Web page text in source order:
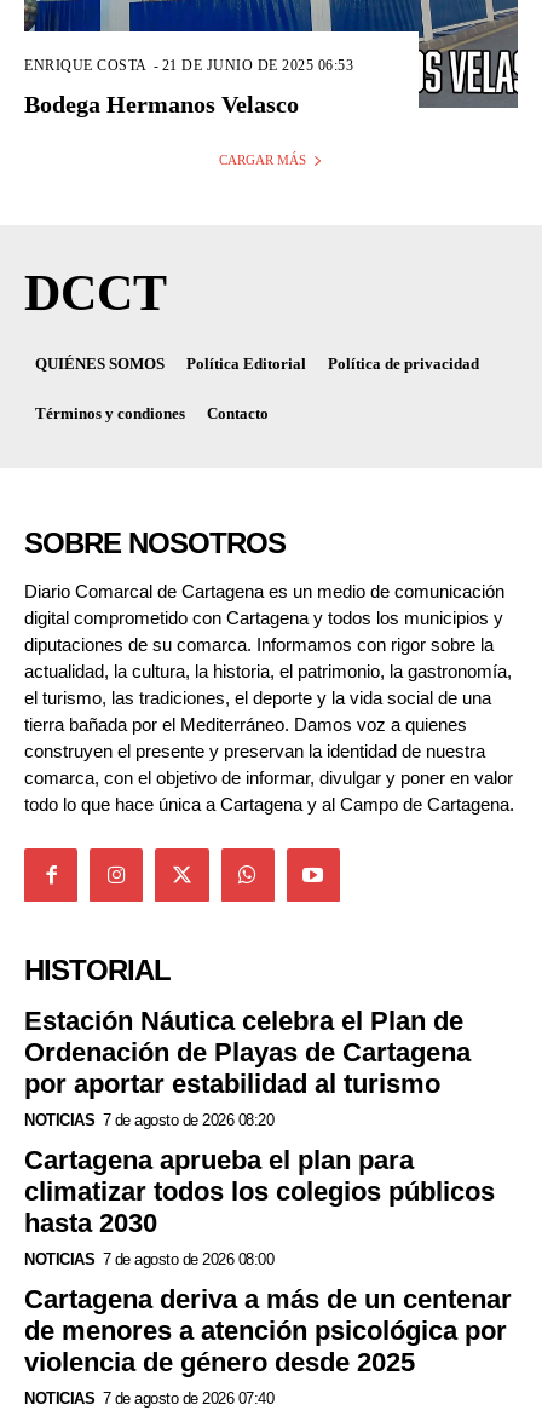
ENRIQUE COSTA - 21 DE JUNIO DE 2025 06:53
Bodega Hermanos Velasco
CARGAR MÁS
DCCT
QUIÉNES SOMOS Política Editorial Política de privacidad
Términos y condiones Contacto
SOBRE NOSOTROS
Diario Comarcal de Cartagena es un medio de comunicación
digital comprometido con Cartagena y todos los municipios y
diputaciones de su comarca. Informamos con rigor sobre la
actualidad, la cultura, la historia, el patrimonio, la gastronomía,
el turismo, las tradiciones, el deporte y la vida social de una
tierra bañada por el Mediterráneo. Damos voz a quienes
construyen el presente y preservan la identidad de nuestra
comarca, con el objetivo de informar, divulgar y poner en valor
todo lo que hace única a Cartagena y al Campo de Cartagena.
HISTORIAL
Estación Náutica celebra el Plan de
Ordenación de Playas de Cartagena
por aportar estabilidad al turismo
NOTICIAS 7 de agosto de 2026 08:20
Cartagena aprueba el plan para
climatizar todos los colegios públicos
hasta 2030
NOTICIAS 7 de agosto de 2026 08:00
Cartagena deriva a más de un centenar
de menores a atención psicológica por
violencia de género desde 2025
NOTICIAS 7 de agosto de 2026 07:40